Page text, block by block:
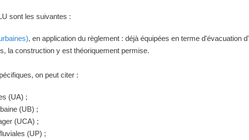
sont les suivantes :
, en application du règlement : déjà équipées en terme d'évacuation
la construction y est théoriquement permise.
on peut citer :
(UA) ;
(UB) ;
(UCA) ;
(UP) ;